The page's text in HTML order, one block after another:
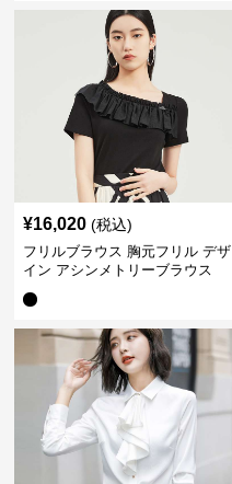
¥16,020 (税込)
フリルブラウス 胸元フリル デザ
イン アシンメトリーブラウス